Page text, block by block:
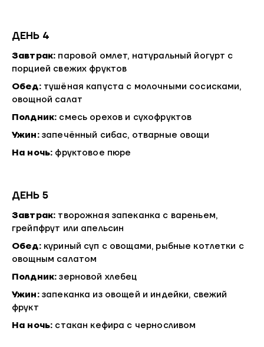
ДЕНЬ 4
Завтрак: паровой омлет, натуральный йогурт с
порцией свежих фруктов
Обед: тушёная капуста с молочными сосисками,
овощной салат
Полдник: смесь орехов и сухофруктов
Ужин: запечённый сибас, отварные овощи
На ночь: фруктовое пюре
ДЕНЬ 5
Завтрак: творожная запеканка с вареньем,
грейпфрут или апельсин
Обед: куриный суп с овощами, рыбные котлетки с
овощным салатом
Полдник:зерновой хлебец
Ужин: запеканка из овощей и индейки, свежий
фрукт
На ночь: стакан кефира с черносливом